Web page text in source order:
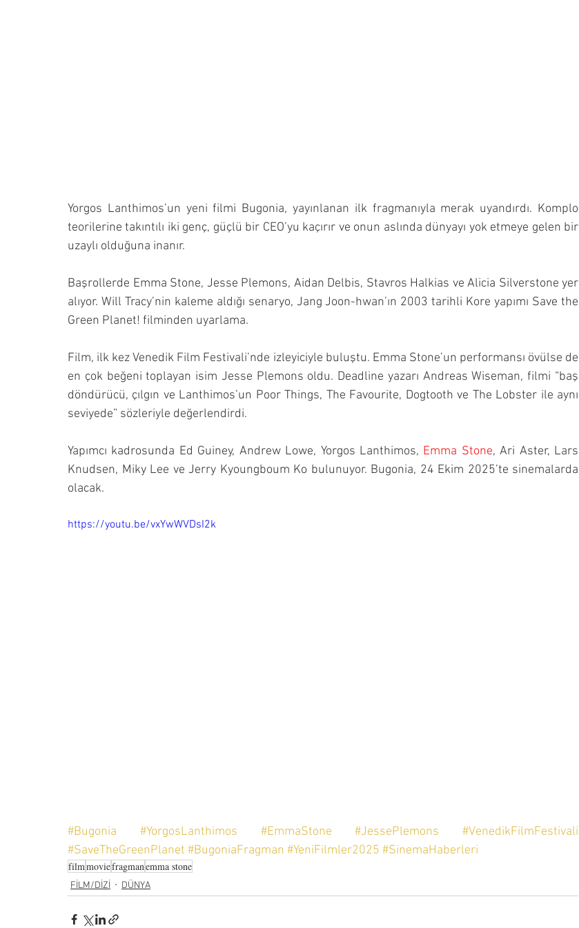
Yorgos Lanthimos’un yeni filmi Bugonia, yayınlanan ilk fragmanıyla merak uyandırdı. Komplo
teorilerine takıntılı iki genç, güçlü bir CEO’yu kaçırır ve onun aslında dünyayı yok etmeye gelen bir
uzaylı olduğuna inanır.
Başrollerde Emma Stone, Jesse Plemons, Aidan Delbis, Stavros Halkias ve Alicia Silverstone yer
alıyor. Will Tracy’nin kaleme aldığı senaryo, Jang Joon-hwan’ın 2003 tarihli Kore yapımı Save the
Green Planet! filminden uyarlama.
Film, ilk kez Venedik Film Festivali’nde izleyiciyle buluştu. Emma Stone’un performansı övülse de
en çok beğeni toplayan isim Jesse Plemons oldu. Deadline yazarı Andreas Wiseman, filmi “baş
döndürücü, çılgın ve Lanthimos’un Poor Things, The Favourite, Dogtooth ve The Lobster ile aynı
seviyede” sözleriyle değerlendirdi.
Yapımcı kadrosunda Ed Guiney, Andrew Lowe, Yorgos Lanthimos, Emma Stone, Ari Aster, Lars
Knudsen, Miky Lee ve Jerry Kyoungboum Ko bulunuyor. Bugonia, 24 Ekim 2025’te sinemalarda
olacak.
https://youtu.be/vxYwWVDsI2k
#Bugonia #YorgosLanthimos #EmmaStone #JessePlemons
#VenedikFilmFestivali
#SaveTheGreenPlanet #BugoniaFragman #YeniFilmler2025 #SinemaHaberleri
filmmoviefragmanemma stone
FİLM/DİZİ DÜNYA